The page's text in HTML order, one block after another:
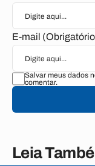
E-mail
Salvar meus dados
comentar.
Leia